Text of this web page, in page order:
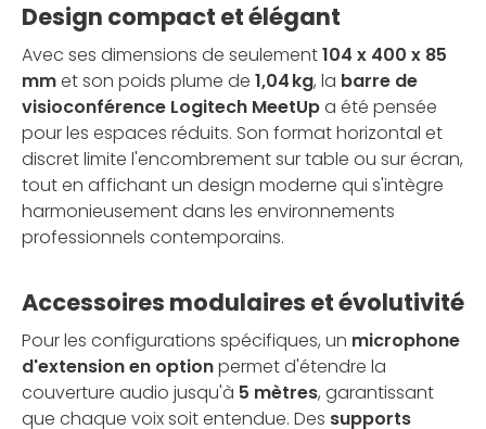
Design compact et élégant
Avec ses dimensions de seulement104 x 400 x 85
mmet son poids plume de 1,04 kg, la barre de
visioconférence Logitech MeetUpa été pensée
pour les espaces réduits. Son format horizontal et
discret limite l'encombrement sur table ou sur écran,
tout en affichant un design moderne qui s'intègre
harmonieusement dans les environnements
professionnels contemporains.
Accessoires modulaires et évolutivité
Pour les configurations spécifiques, un microphone
d'extension en optionpermet d'étendre la
couverture audio jusqu'à 5 mètres, garantissant
que chaque voix soit entendue. Des supports